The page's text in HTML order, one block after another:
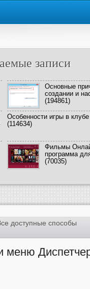
записи
Основные
создании и
(194861)
Особенности игры в
(114634)
Фильмы
программа
(70035)
доступные способы
меню